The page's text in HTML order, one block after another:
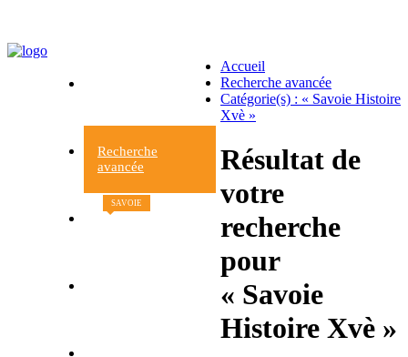
Recherche
avancée
Nouveaux
SAVOIE
Accueil
Recherche avancée
Catégorie(s) : « Savoie Histoire
Xvè »
Résultat de
votre
recherche
pour
« Savoie
Histoire Xvè »